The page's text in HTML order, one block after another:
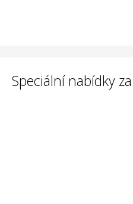
Speciální nabídky